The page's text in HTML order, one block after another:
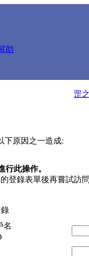
助
罡
下原因之一造成:
行此操作。
登錄表單後再嘗試訪
名